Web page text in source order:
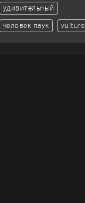
удивительный
человек паук vulture